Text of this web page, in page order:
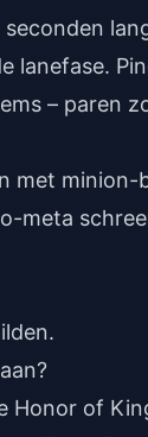
lanefase.
– paren
met
meta
Honor of